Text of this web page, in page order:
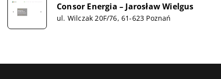
Consor Energia – Jarosław Wielgus
ul. Wilczak 20F/76, 61-623 Poznań